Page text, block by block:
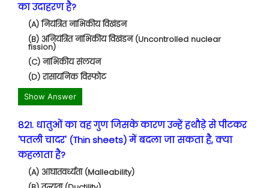
का उदाहरण है?
(A) नियंत्रित नाभिकीय विखंडन
(B) अनियंत्रित नाभिकीय विखंडन (Uncontrolled nuclear
fission)
(C) नाभिकीय संलयन
(D) रासायनिक विस्फोट
Show Answer
821. धातुओं का वह गुण जिसके कारण उन्हें हथौड़े से पीटकर
'पतली चादर' (Thin sheets) में बदला जा सकता है, क्या
कहलाता है?
(A) आघातवर्ध्यता (Malleability)